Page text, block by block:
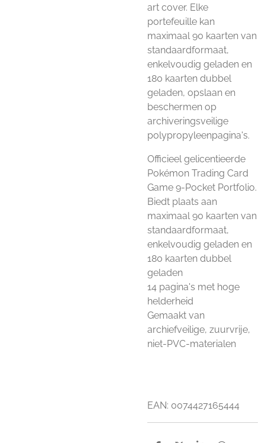
art cover. Elke
portefeuille kan
maximaal 90 kaarten van
standaardformaat,
enkelvoudig geladen en
180 kaarten dubbel
geladen, opslaan en
beschermen op
archiveringsveilige
polypropyleenpagina's.
Officieel gelicentieerde
Pokémon Trading Card
Game 9-Pocket Portfolio.
Biedt plaats aan
maximaal 90 kaarten van
standaardformaat,
enkelvoudig geladen en
180 kaarten dubbel
geladen
14 pagina's met hoge
helderheid
Gemaakt van
archiefveilige, zuurvrije,
niet-PVC-materialen
EAN: 0074427165444